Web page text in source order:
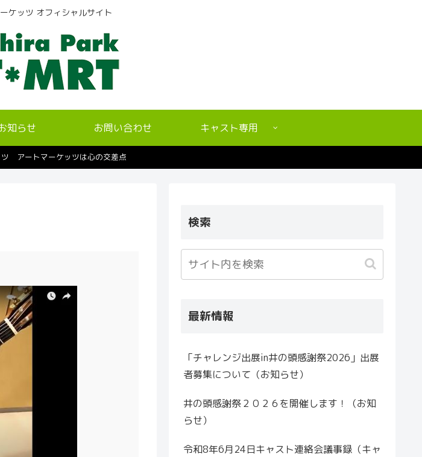
ケッツ オフィシャルサイト
知らせ お問い合わせ キャスト専用
アートマーケッツは心の交差点
検索
最新情報
「チャレンジ出展in井の頭感謝祭2026」出展
者募集について（お知らせ）
井の頭感謝祭２０２６を開催します！（お知
らせ）
令和8年6月24日キャスト連絡会議事録（キャ